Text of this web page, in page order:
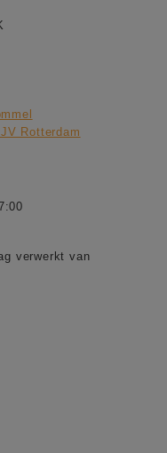
Rotterdam
verwerkt van